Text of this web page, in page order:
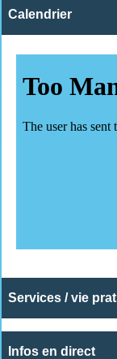
Calendrier
Services / vie
Infos en direct